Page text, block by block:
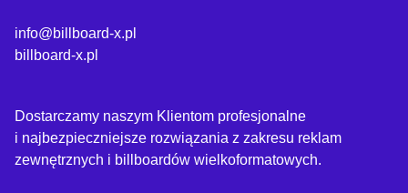
info@billboard-x.pl
billboard-x.pl
Dostarczamy naszym Klientom profesjonalne
i najbezpieczniejsze rozwiązania z zakresu reklam
zewnętrznych i billboardów wielkoformatowych.